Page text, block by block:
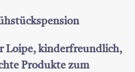
Loipe, kinderfreundlich,
Produkte zum